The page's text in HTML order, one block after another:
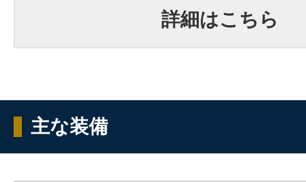
詳細はこちら
主な装備